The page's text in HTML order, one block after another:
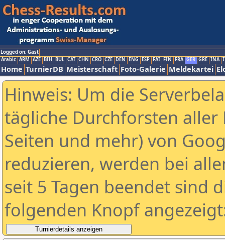
Logged on: Gast
Arabic ARM AZE BIH BUL CAT CHN CRO CZE DEN ENG ESP FAI FIN FRA GER GRE INA
Home TurnierDB Meisterschaft Foto-Galerie Meldekartei
Hinweis: Um die
tägliche Durchforsten aller
Seiten und mehr) von
reduzieren, werden bei
seit 5 Tagen beendet sind
folgenden Knopf